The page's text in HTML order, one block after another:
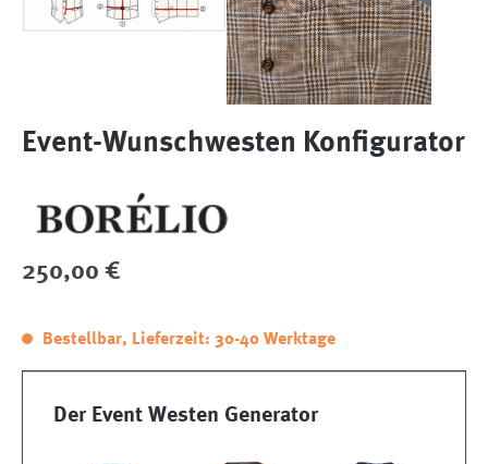
Event-Wunschwesten Konfigurator
Regulärer Preis:
250,00 €
Bestellbar, Lieferzeit: 30-40 Werktage
Der Event Westen Generator